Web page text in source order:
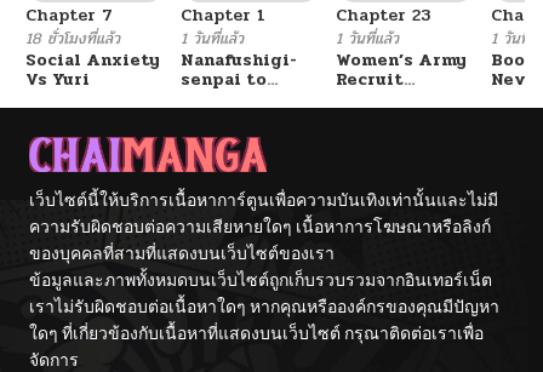
Chapter 7
18 ชั่วโมงที่แล้ว
Social Anxiety
Vs Yuri
Chapter 1
1 วันที่แล้ว
Nanafushigi-
senpai to
Chapter 23
1 วันที่แล้ว
Women’s Army
Recruit
1 วันที่แ
เว็บไซต์นี้ให้บริการเนื้อหาการ์ตูนเพื่อความบันเทิงเท่านั้นและไม่มี
ความรับผิดชอบต่อความเสียหายใดๆ เนื้อหาการโฆษณาหรือลิงก์
ของบุคคลที่สามที่แสดงบนเว็บไซต์ของเรา
ข้อมูลและภาพทั้งหมดบนเว็บไซต์ถูกเก็บรวบรวมจากอินเทอร์เน็ต
เราไม่รับผิดชอบต่อเนื้อหาใดๆ หากคุณหรือองค์กรของคุณมีปัญหา
ใดๆ ที่เกี่ยวข้องกับเนื้อหาที่แสดงบนเว็บไซต์ กรุณาติดต่อเราเพื่อ
จัดการ